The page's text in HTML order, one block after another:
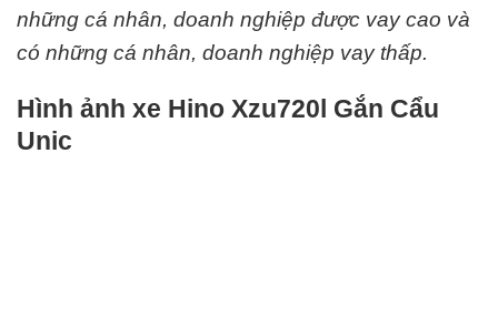
những cá nhân, doanh nghiệp được vay cao và
có những cá nhân, doanh nghiệp vay thấp.
Hình ảnh xe Hino Xzu720l Gắn Cẩu
Unic